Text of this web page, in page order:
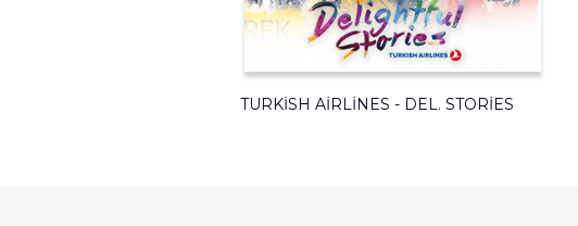
TURKISH AIRLINES - DEL. STORIES